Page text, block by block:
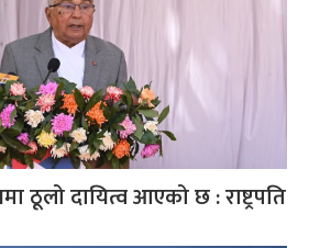
ठूलो दायित्व आएको छ : राष्ट्रपति